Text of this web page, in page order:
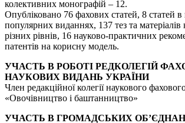
колективних монографій – 12.
Опубліковано 76 фахових статей, 8 статей в
популярних виданнях, 137 тез та матеріалів
різних рівнів, 16 науково-практичних
патентів на корисну модель.
УЧАСТЬ В РОБОТІ РЕДКОЛЕГІЙ
НАУКОВИХ ВИДАНЬ УКРАЇНИ
Член редакційної колегії наукового
«Овочівництво і баштанництво»
УЧАСТЬ В ГРОМАДСЬКИХ